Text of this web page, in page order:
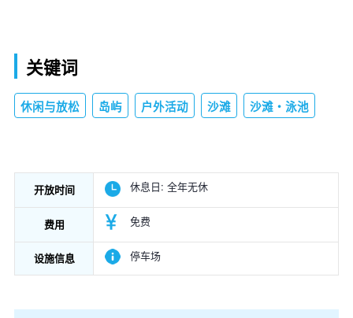
关键词
休闲与放松 岛屿 户外活动 沙滩 沙滩・泳池
开放时间 休息日: 全年无休
费用 免费
设施信息 停车场